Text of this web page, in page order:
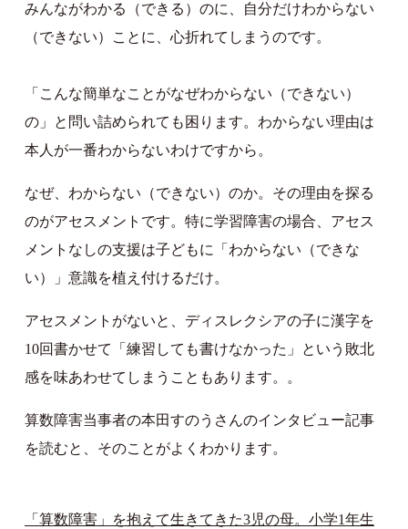
みんながわかる（できる）のに、自分だけわからない
（できない）ことに、心折れてしまうのです。
「こんな簡単なことがなぜわからない（できない）
の」と問い詰められても困ります。わからない理由は
本人が一番わからないわけですから。
なぜ、わからない（できない）のか。その理由を探る
のがアセスメントです。特に学習障害の場合、アセス
メントなしの支援は子どもに「わからない（できな
い）」意識を植え付けるだけ。
アセスメントがないと、ディスレクシアの子に漢字を
10回書かせて「練習しても書けなかった」という敗北
感を味あわせてしまうこともあります。。
算数障害当事者の本田すのうさんのインタビュー記事
を読むと、そのことがよくわかります。
「算数障害」を抱えて生きてきた3児の母。小学1年生